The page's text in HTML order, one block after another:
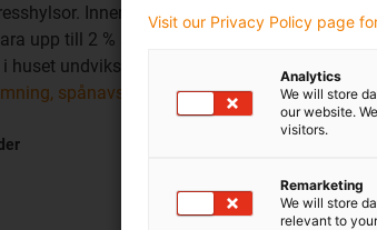
Innerdiametern med motsvarande
upp till 2 % av innerdiametern. Därmed
huset undviks därmed på ett säkert sätt.
spånavskiljande bearbetning
Visit our Privacy Policy page
Analytics
We will store
our website.
visitors.
Remarketing
We will store
relevant to